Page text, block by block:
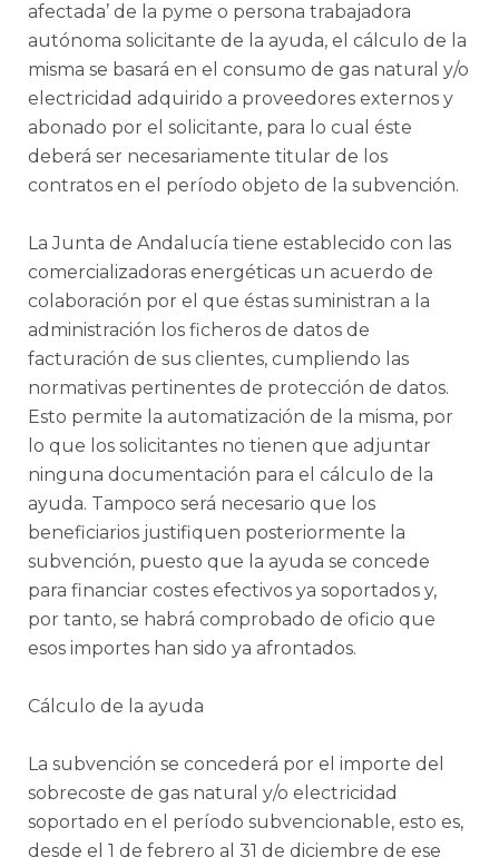
afectada’ de la pyme o persona trabajadora
autónoma solicitante de la ayuda, el cálculo de la
misma se basará en el consumo de gas natural y/o
electricidad adquirido a proveedores externos y
abonado por el solicitante, para lo cual éste
deberá ser necesariamente titular de los
contratos en el período objeto de la subvención.
La Junta de Andalucía tiene establecido con las
comercializadoras energéticas un acuerdo de
colaboración por el que éstas suministran a la
administración los ficheros de datos de
facturación de sus clientes, cumpliendo las
normativas pertinentes de protección de datos.
Esto permite la automatización de la misma, por
lo que los solicitantes no tienen que adjuntar
ninguna documentación para el cálculo de la
ayuda. Tampoco será necesario que los
beneficiarios justifiquen posteriormente la
subvención, puesto que la ayuda se concede
para financiar costes efectivos ya soportados y,
por tanto, se habrá comprobado de oficio que
esos importes han sido ya afrontados.
Cálculo de la ayuda
La subvención se concederá por el importe del
sobrecoste de gas natural y/o electricidad
soportado en el período subvencionable, esto es,
desde el 1 de febrero al 31 de diciembre de ese